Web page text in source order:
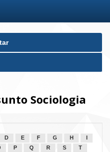
Sociologia
D E F G H
P Q R S
T